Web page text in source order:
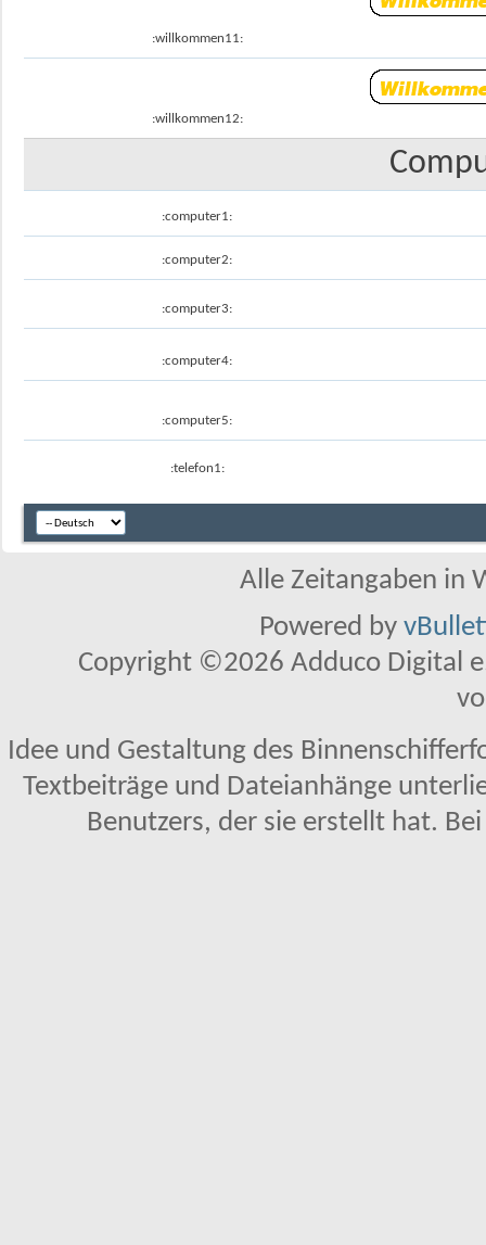
:willkommen11:
:willkommen12:
:computer1:
:computer2:
:computer3:
:computer4:
:computer5:
:telefon1:
Alle Zeitangaben in
Powered by
Copyright ©2026 Adduco Digital
Idee und Gestaltung des
Textbeiträge und Dateianhänge
Benutzers, der sie erstellt hat.